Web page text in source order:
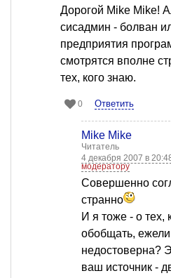
Дорогой Mike Mike!
сисадмин - болван
предприятия
смотрятся вполне
тех, кого знаю.
0 Ответить
Mike Mike
Читатель
4 декабря 2007 в
модератору
Совершенно
странно
И я тоже - о тех,
обобщать, ежели
недостоверна?
ваш источник -